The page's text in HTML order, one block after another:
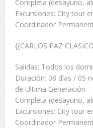
Completa (desayuno,
Excursiones: City tour
Coordinador
{{CARLOS PAZ
Salidas: Todos los
Duración: 08 días / 05
de Ultima Generación
Completa (desayuno,
Excursiones: City tour
Coordinador